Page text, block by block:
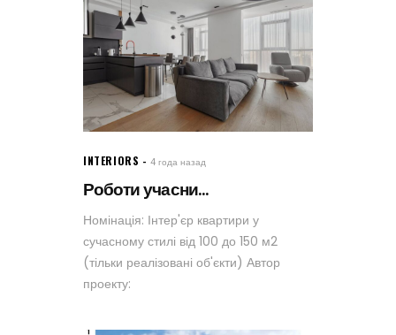
INTERIORS 4 года назад
Роботи учасни...
Номінація: Інтер'єр квартири у
сучасному стилі від 100 до 150 м2
(тільки реалізовані об'єкти) Автор
проекту: